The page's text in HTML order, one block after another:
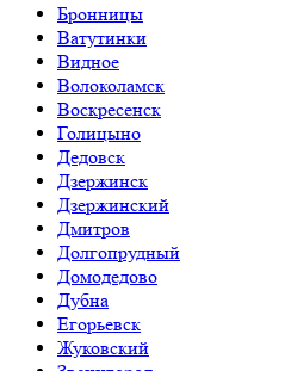
Бронницы
Ватутинки
Видное
Волоколамск
Воскресенск
Голицыно
Дедовск
Дзержинск
Дзержинский
Дмитров
Долгопрудный
Домодедово
Дубна
Егорьевск
Жуковский